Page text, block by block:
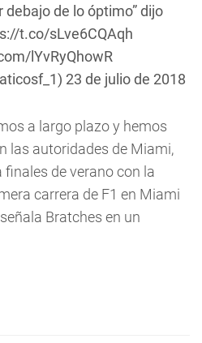
debajo de lo óptimo” dijo
t.co/sLve6CQAqh
lYvRyQhowR
23 de julio de 2018
a largo plazo y hemos
las autoridades de Miami,
de verano con la
carrera de F1 en Miami
Bratches en un